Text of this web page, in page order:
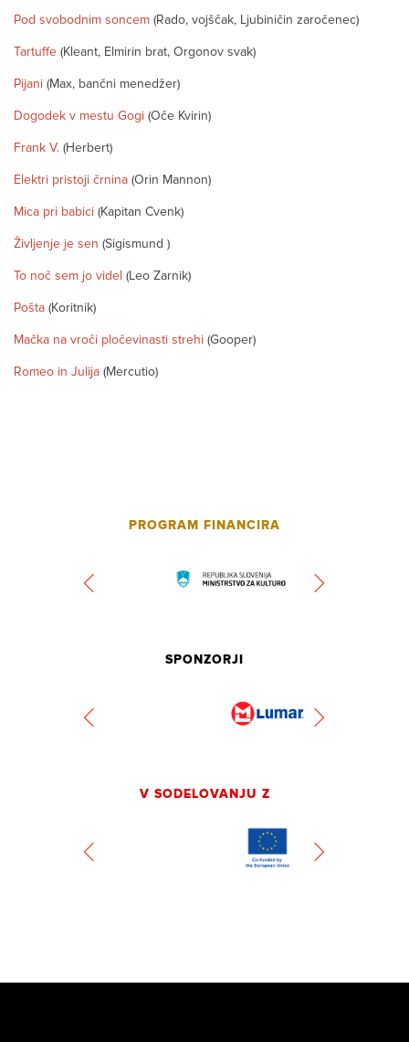
Pod svobodnim soncem (Rado, vojščak, Ljubiničin zaročenec)
Tartuffe (Kleant, Elmirin brat, Orgonov svak)
Pijani (Max, bančni menedžer)
Dogodek v mestu Gogi (Oče Kvirin)
Frank V. (Herbert)
Elektri pristoji črnina (Orin Mannon)
Mica pri babici (Kapitan Cvenk)
Življenje je sen (Sigismund )
To noč sem jo videl (Leo Zarnik)
Pošta (Koritnik)
Mačka na vroči pločevinasti strehi (Gooper)
Romeo in Julija (Mercutio)
PROGRAM FINANCIRA
SPONZORJI
V SODELOVANJU Z